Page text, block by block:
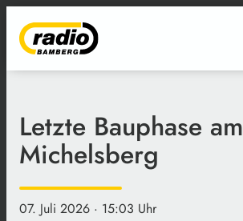
Letzte Bauphase am
Michelsberg
07. Juli 2026 · 15:03 Uhr